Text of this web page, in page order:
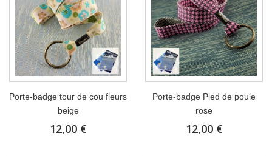
Porte-badge tour de cou fleurs
beige
12,00 €
Porte-badge Pied de poule
rose
12,00 €